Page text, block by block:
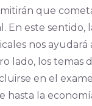
que
En este sentido,
nos ayudará
lado, los temas
en el
hasta la